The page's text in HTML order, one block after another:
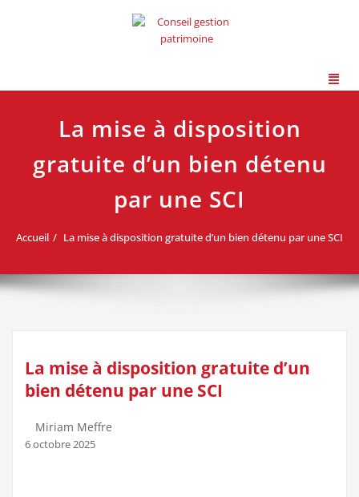
La mise à disposition
gratuite d’un bien détenu
par une SCI
Accueil La mise à disposition gratuite d’un bien détenu par une SCI
La mise à disposition gratuite d’un
bien détenu par une SCI
Miriam Meffre
6 octobre 2025